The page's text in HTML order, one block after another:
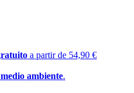
a partir de 54,90 €
ambiente.